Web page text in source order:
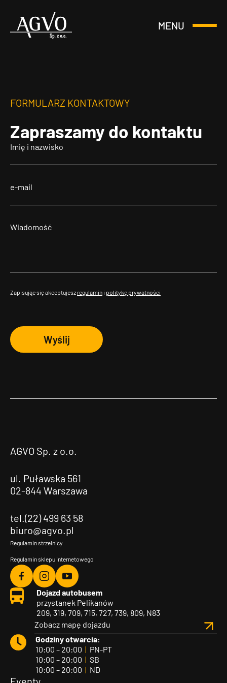
Header
MENU
Otwórz
FORMULARZ KONTAKTOWY
Zapraszamy do kontaktu
Zapisując się akceptujesz regulamin i politykę prywatności
Wyślij
AGVO Sp. z o.o.
ul. Puławska 561
02-844 Warszawa
tel.(22) 499 63 58
biuro@agvo.pl
Regulamin strzelnicy
Regulamin sklepu internetowego
Agvo
Facebook
Agvo
Instagram
Agvo
YouTube
Dojazd autobusem
przystanek Pelikanów
209, 319, 709, 715, 727, 739, 809, N83
Zobacz mapę dojazdu
Godziny otwarcia:
10:00 – 20:00 | PN-PT
10:00 – 20:00 | SB
10:00 – 20:00 | ND